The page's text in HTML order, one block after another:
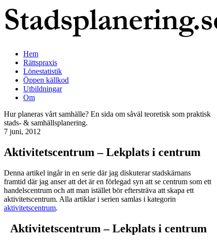
Hem
Rättspraxis
Lönestatistik
Öppen källkod
Utbildningar
Om
Hur planeras vårt samhälle? En sida om såväl teoretisk som praktisk
stads- & samhällsplanering.
7 juni, 2012
Aktivitetscentrum – Lekplats i centrum
Denna artikel ingår in en serie där jag diskuterar stadskärnans
framtid där jag anser att det är en förlegad syn att se centrum som ett
handelscentrum och att man istället bör eftersträva att skapa ett
aktivitetscentrum. Alla artiklar i serien samlas i kategorin
aktivitetscentrum.
Aktivitetscentrum – Lekplats i centrum